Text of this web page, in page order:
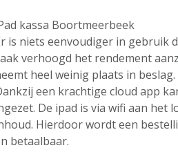
kassa Boortmeerbeek
is niets eenvoudiger in gebruik
verhoogd het rendement
heel weinig plaats in beslag.
een krachtige cloud app
De ipad is via wifi aan het
Hierdoor wordt een
betaalbaar.